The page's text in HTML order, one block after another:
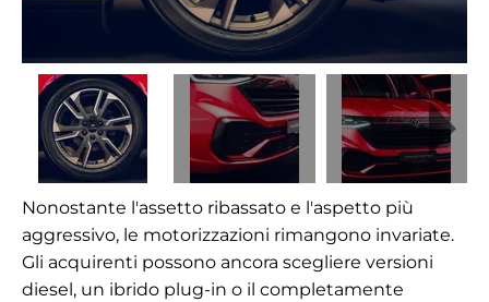
Nonostante l'assetto ribassato e l'aspetto più
aggressivo, le motorizzazioni rimangono invariate.
Gli acquirenti possono ancora scegliere versioni
diesel, un ibrido plug-in o il completamente